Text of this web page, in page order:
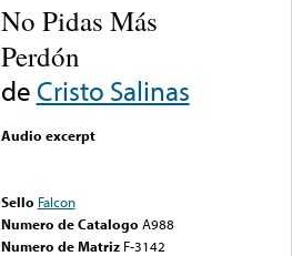
No Pidas Más
Perdón
de Cristo Salinas
Audio excerpt
Sello Falcon
Numero de Catalogo A988
Numero de Matriz F-3142